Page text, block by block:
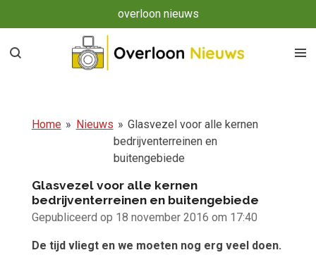
direct
naar
overloon nieuws
Home » Nieuws » Glasvezel voor alle kernen
bedrijventerreinen en
buitengebiede
Glasvezel voor alle kernen
bedrijventerreinen en buitengebiede
Gepubliceerd op 18 november 2016 om 17:40
De tijd vliegt en we moeten nog erg veel doen.